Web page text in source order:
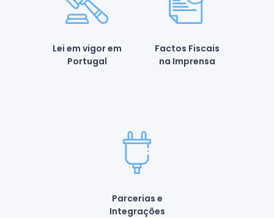
Lei em vigor em
Portugal
Factos Fiscais
na Imprensa
Parcerias e
Integrações